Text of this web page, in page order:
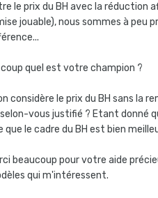
le prix du BH avec la réduction
jouable), nous sommes à peu
coup quel est votre champion ?
considère le prix du BH sans la
vous justifié ? Etant donné
que le cadre du BH est bien
beaucoup pour votre aide
qui m'intéressent.